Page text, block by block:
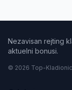
Nezavisan rejting
aktuelni bonusi.
© 2026 Top-